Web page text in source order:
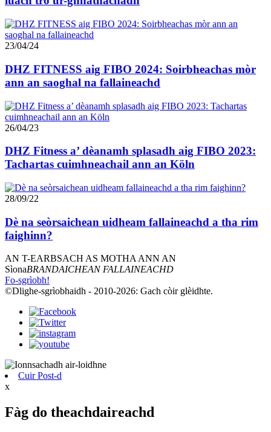
23/04/24
DHZ FITNESS aig FIBO 2024: Soirbheachas mòr
ann an saoghal na fallaineachd
26/04/23
DHZ Fitness a’ dèanamh splasadh aig FIBO 2023:
Tachartas cuimhneachail ann an Köln
28/09/22
Dè na seòrsaichean uidheam fallaineachd a tha rim
faighinn?
AN T-EARBSACH AS MOTHA ANN AN
SìonaBRANDAICHEAN FALLAINEACHD
Fo-sgrìobh!
©Dlighe-sgrìobhaidh - 2010-2026: Gach còir glèidhte.
Cuir Post-d
x
Fàg do theachdaireachd